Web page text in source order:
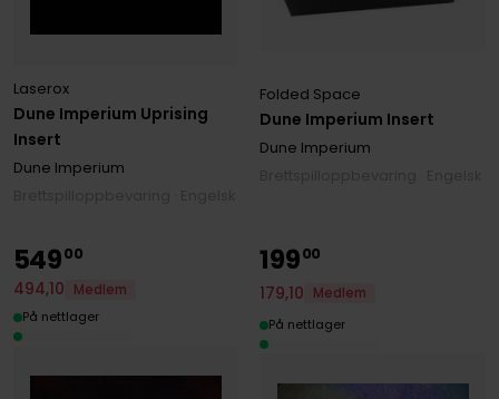
Dune Imperium Uprising
Insert
Laserox
Dune Imperium
Dune Imperium Insert
Folded Space
Dune Imperium
54900
494,10
Medlem
På nettlager
19900
179,10
Medlem
På nettlager